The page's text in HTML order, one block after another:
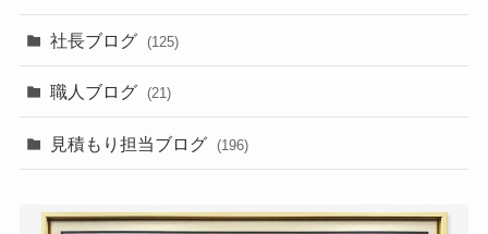
社長ブログ (125)
職人ブログ (21)
見積もり担当ブログ (196)